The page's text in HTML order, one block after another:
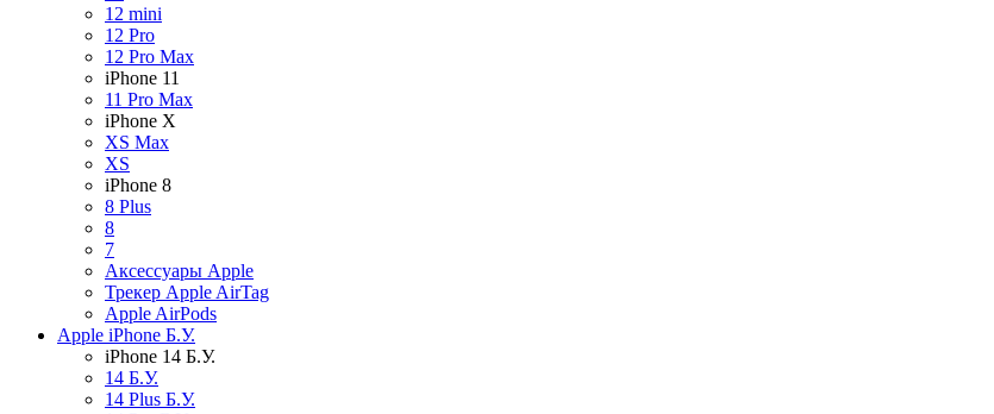
12 mini
12 Pro
12 Pro Max
iPhone 11
11 Pro Max
iPhone X
XS Max
XS
iPhone 8
8 Plus
8
7
Аксессуары Apple
Трекер Apple AirTag
Apple AirPods
Apple iPhone Б.У.
iPhone 14 Б.У.
14 Б.У.
14 Plus Б.У.